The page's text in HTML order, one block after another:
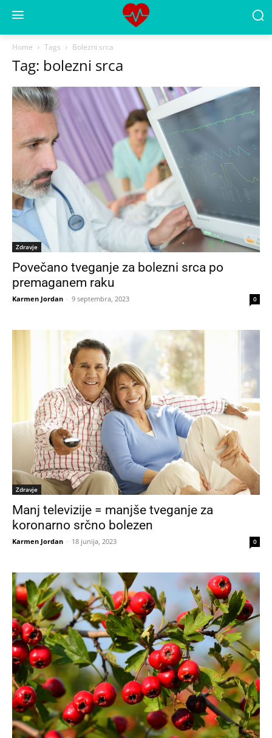
Home Tags Bolezni srca
Tag: bolezni srca
Zdravje
Povečano tveganje za bolezni srca po
premaganem raku
Karmen Jordan - 9 septembra, 2023 0
Zdravje
Manj televizije = manjše tveganje za
koronarno srčno bolezen
Karmen Jordan - 18 junija, 2023 0